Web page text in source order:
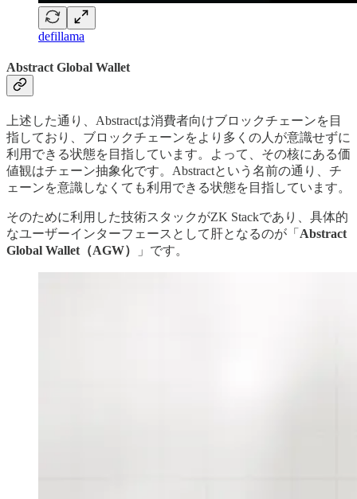
defillama
Abstract Global Wallet
上述した通り、Abstractは消費者向けブロックチェーンを目
指しており、ブロックチェーンをより多くの人が意識せずに
利用できる状態を目指しています。よって、その核にある価
値観はチェーン抽象化です。Abstractという名前の通り、チ
ェーンを意識しなくても利用できる状態を目指しています。
そのために利用した技術スタックがZK Stackであり、具体的
なユーザーインターフェースとして肝となるのが「 Abstract
Global Wallet（AGW）
」です。